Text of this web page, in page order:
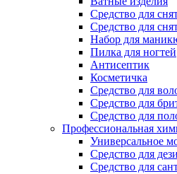
Средство для
Средство для
Набор для
Пилка для ногтей
Антисептик
Косметичка
Средство для
Средство для
Средство для
Профессиональная
Универсальное
Средство для
Средство для